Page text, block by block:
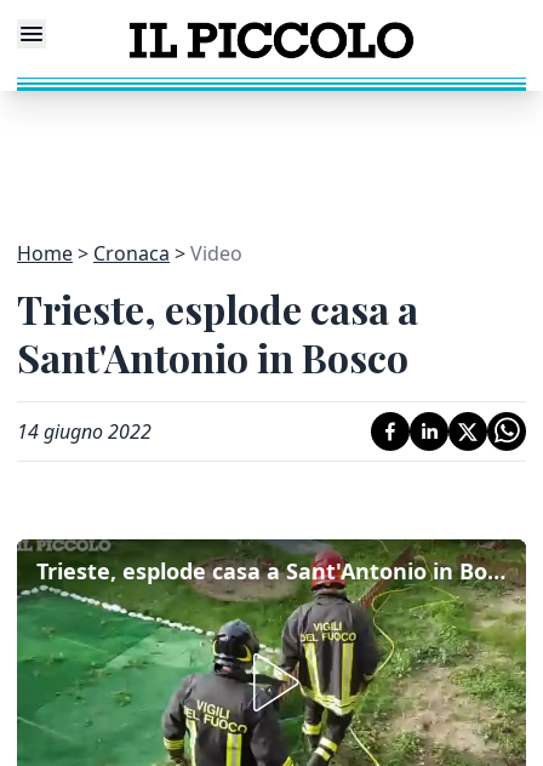
Home Cronaca Video
Trieste, esplode casa a
Sant'Antonio in Bosco
14 giugno 2022
Trieste, esplode casa a Sant'Antonio in Bosco